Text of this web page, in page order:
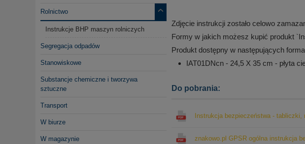
Rolnictwo
Instrukcje BHP maszyn rolniczych
Segregacja odpadów
Stanowiskowe
Substancje chemiczne i tworzywa
sztuczne
Transport
W biurze
W magazynie
Zdjęcie instrukcji zostało celowo
Formy w jakich możesz kupić produkt
Produkt dostępny w następujących
IAT01DNcn - 24,5 X 35 cm - płyta
Do pobrania:
Instrukcja bezpieczeństwa - tabliczki,
znakowo.pl GPSR ogólna instrukcja